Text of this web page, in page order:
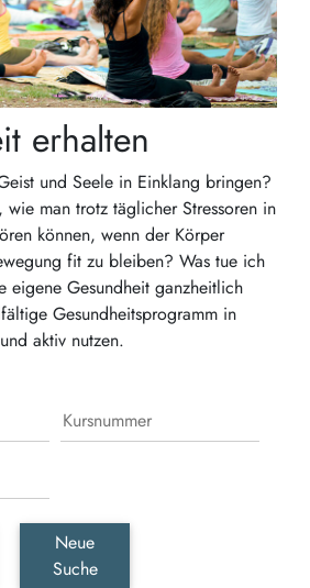
erhalten
und Seele in Einklang bringen?
wie man trotz täglicher Stressoren in
können, wenn der Körper
fit zu bleiben? Was tue ich
eigene Gesundheit ganzheitlich
Gesundheitsprogramm in
aktiv nutzen.
Neue
Suche